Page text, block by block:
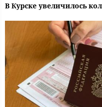
В Курске увеличилось